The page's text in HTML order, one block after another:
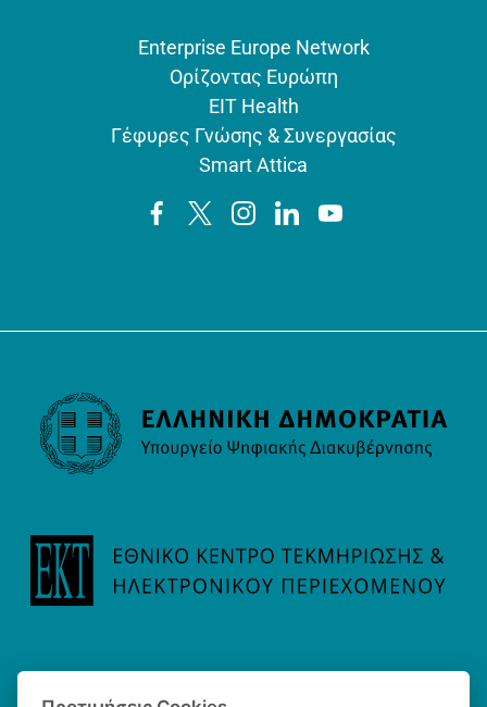
Enterprise Europe Network
Ορίζοντας Ευρώπη
EIT Health
Γέφυρες Γνώσης & Συνεργασίας
Smart Attica